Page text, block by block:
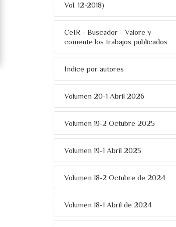
Vol. 12-2018)
CeIR - Buscador - Valore y
comente los trabajos publicados
Indice por autores
Volumen 20-1 Abril 2026
Volumen 19-2 Octubre 2025
Volumen 19-1 Abril 2025
Volumen 18-2 Octubre de 2024
Volumen 18-1 Abril de 2024